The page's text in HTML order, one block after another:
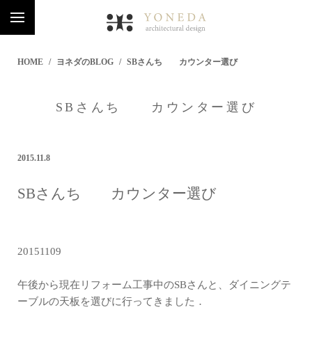
HOME ヨネダのBLOG SBさんち カウンター選び
SBさんち カウンター選び
2015.11.8
SBさんち カウンター選び
20151109
午後から現在リフォーム工事中のSBさんと、ダイニングテ
ーブルの天板を選びに行ってきました．